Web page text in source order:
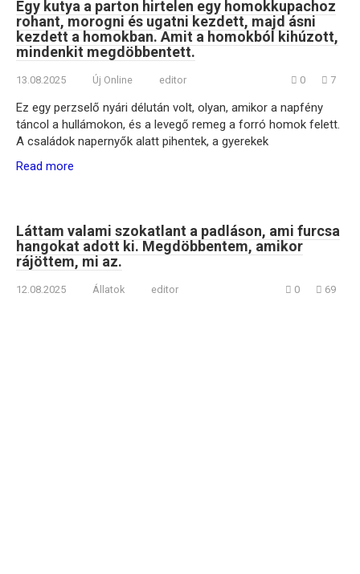
Egy kutya a parton hirtelen egy homokkupachoz
rohant, morogni és ugatni kezdett, majd ásni
kezdett a homokban. Amit a homokból kihúzott,
mindenkit megdöbbentett.
13.08.2025 Új Online editor 0 7
Ez egy perzselő nyári délután volt, olyan, amikor a napfény
táncol a hullámokon, és a levegő remeg a forró homok felett.
A családok napernyők alatt pihentek, a gyerekek
Read more
Láttam valami szokatlant a padláson, ami furcsa
hangokat adott ki. Megdöbbentem, amikor
rájöttem, mi az.
12.08.2025 Állatok editor 0 69